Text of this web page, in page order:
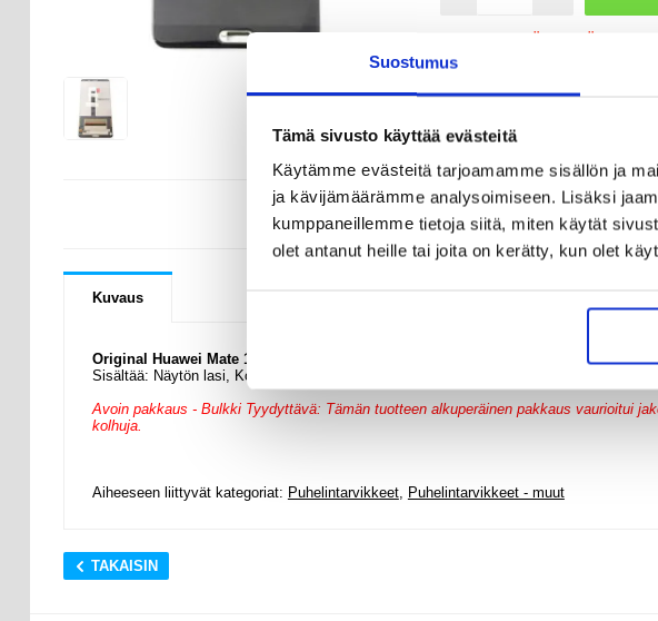
Suostumus
Tämä sivusto käyttää evästeitä
Käytämme evästeitä tarjoamamme sisällön ja
ja kävijämäärämme analysoimiseen. Lisäksi
kumppaneillemme tietoja siitä, miten käytät
olet antanut heille tai joita on kerätty, kun olet
KYSYMYKSIÄ? KYSY POIS
Kuvaus
Original Huawei Mate 10 Etukuori & LCD Näyttö
Sisältää: Näytön lasi, Kosketusnäyttö.
Avoin pakkaus - Bulkki Tyydyttävä: Tämän tuotteen alkuperäinen pakkaus vaurioitui
kolhuja.
Aiheeseen liittyvät kategoriat: Puhelintarvikkeet, Puhelintarvikkeet - muut
TAKAISIN